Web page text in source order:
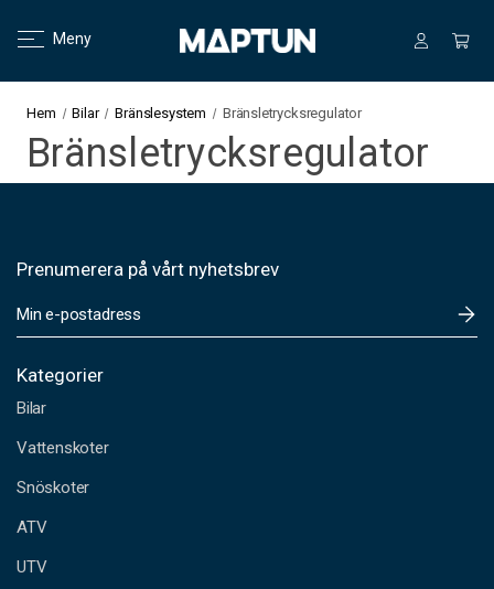
Meny
Hem Bilar Bränslesystem Bränsletrycksregulator
Bränsletrycksregulator
Prenumerera på vårt nyhetsbrev
-
o
t
a
r
s
s
Kategorier
Bilar
Vattenskoter
Snöskoter
ATV
UTV